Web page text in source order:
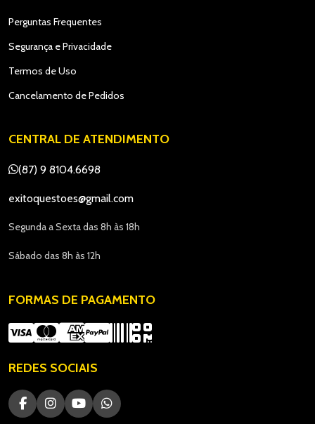
Perguntas Frequentes
Segurança e Privacidade
Termos de Uso
Cancelamento de Pedidos
CENTRAL DE ATENDIMENTO
(87) 9 8104.6698
exitoquestoes@gmail.com
Segunda a Sexta das 8h às 18h
Sábado das 8h às 12h
FORMAS DE PAGAMENTO
REDES SOCIAIS